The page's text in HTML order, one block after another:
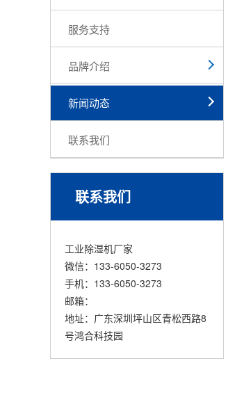
服务支持
品牌介绍
新闻动态
联系我们
联系我们
工业除湿机厂家
微信：133-6050-3273
手机：133-6050-3273
邮箱：
地址：广东深圳坪山区青松西路8
号鸿合科技园